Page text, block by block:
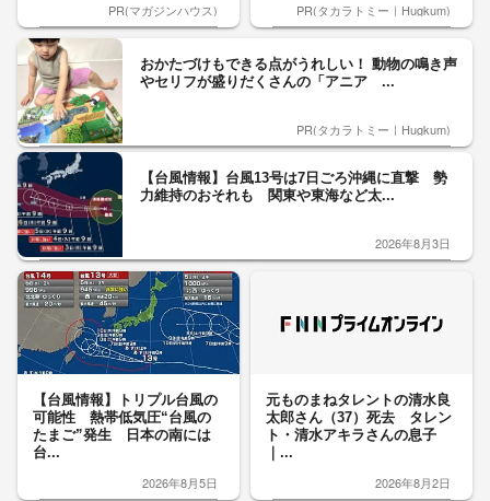
PR(マガジンハウス) PR(タカラトミー｜Hugkum)
おかたづけもできる点がうれしい！ 動物の鳴き声
やセリフが盛りだくさんの「アニア ...
PR(タカラトミー｜Hugkum)
【台風情報】台風13号は7日ごろ沖縄に直撃 勢
力維持のおそれも 関東や東海など太...
2026年8月3日
【台風情報】トリプル台風の
可能性 熱帯低気圧“台風の
たまご”発生 日本の南には
台...
2026年8月5日
元ものまねタレントの清水良
太郎さん（37）死去 タレン
ト・清水アキラさんの息子
｜...
2026年8月2日